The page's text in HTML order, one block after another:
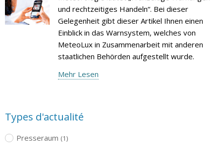
und rechtzeitiges Handeln“. Bei dieser
Gelegenheit gibt dieser Artikel Ihnen einen
Einblick in das Warnsystem, welches von
MeteoLux in Zusammenarbeit mit anderen
staatlichen Behörden aufgestellt wurde.
Mehr Lesen
Types d'actualité
Presseraum (1)